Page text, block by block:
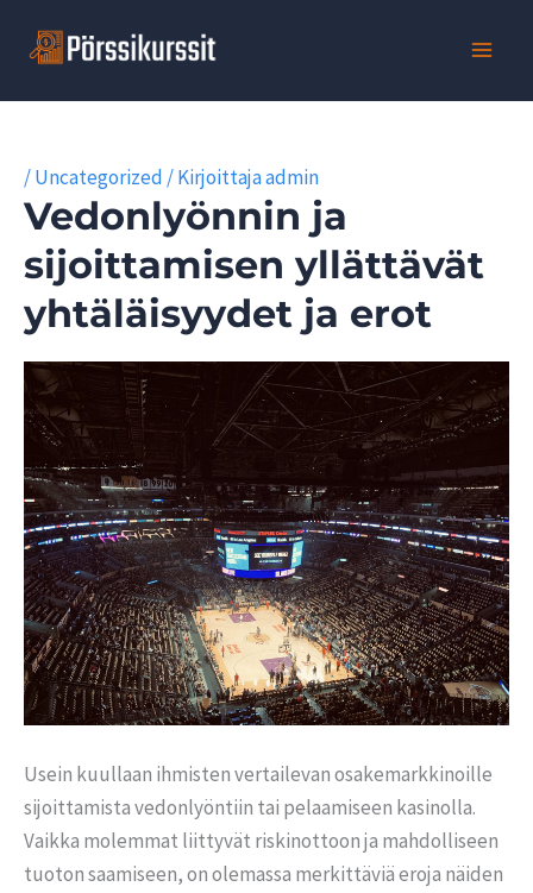
sisältöön
/Uncategorized / Kirjoittajaadmin
Vedonlyönnin ja
sijoittamisen yllättävät
yhtäläisyydet ja erot
Usein kuullaan ihmisten vertailevan osakemarkkinoille
sijoittamista vedonlyöntiin tai pelaamiseen kasinolla.
Vaikka molemmat liittyvät riskinottoon ja mahdolliseen
tuoton saamiseen, on olemassa merkittäviä eroja näiden